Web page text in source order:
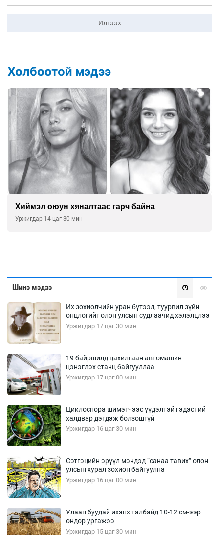
Илгээх
Холбоотой мэдээ
Хиймэл оюун хяналтаас гарч байна
Уржигдар 14 цаг 30 мин
Шинэ мэдээ
Их зохиолчийн уран бүтээл, туурвил зүйн
онцлогийг олон улсын судлаачид хэлэлцлээ
Уржигдар 17 цаг 30 мин
19 байршилд цахилгаан автомашин
цэнэглэх станц байгууллаа
Уржигдар 17 цаг 00 мин
Циклоспора шимэгчээс үүдэлтэй гэдэсний
халдвар дэгдэж болзошгүй
Уржигдар 16 цаг 30 мин
Сэтгэцийн эрүүл мэндэд “санаа тавих” олон
улсын хурал зохион байгуулна
Уржигдар 16 цаг 00 мин
Улаан буудай ихэнх талбайд 10-12 см-ээр
өндөр ургажээ
Уржигдар 15 цаг 30 мин